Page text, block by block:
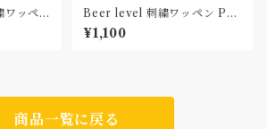
ッペン
Beer level 刺繍ワッペン Pat
ch
¥1,100
商品一覧に戻る